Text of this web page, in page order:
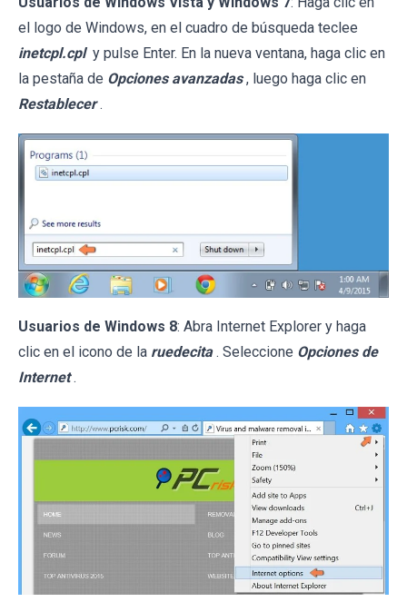
el logo de Windows, en el cuadro de búsqueda teclee
inetcpl.cpl y pulse Enter. En la nueva ventana, haga clic en
la pestaña de Opciones avanzadas , luego haga clic en
Restablecer .
Usuarios de Windows 8: Abra Internet Explorer y haga
clic en el icono de la ruedecita . Seleccione Opciones de
Internet .